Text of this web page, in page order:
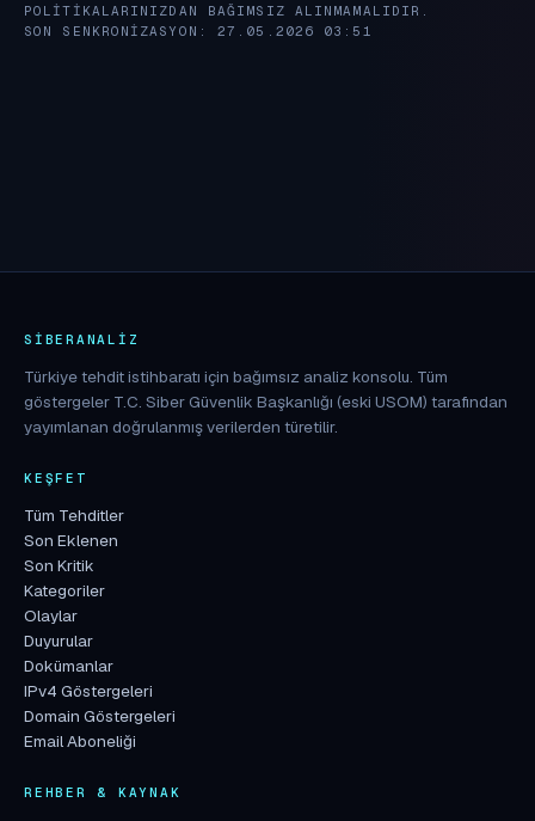
POLITIKALARINIZDAN BAĞIMSIZ ALINMAMALIDIR.
SON SENKRONIZASYON: 27.05.2026 03:51
SIBERANALIZ
Türkiye tehdit istihbaratı için bağımsız analiz konsolu. Tüm
göstergeler T.C. Siber Güvenlik Başkanlığı (eski USOM) tarafından
yayımlanan doğrulanmış verilerden türetilir.
KEŞFET
Tüm Tehditler
Son Eklenen
Son Kritik
Kategoriler
Olaylar
Duyurular
Dokümanlar
IPv4 Göstergeleri
Domain Göstergeleri
Email Aboneliği
REHBER & KAYNAK